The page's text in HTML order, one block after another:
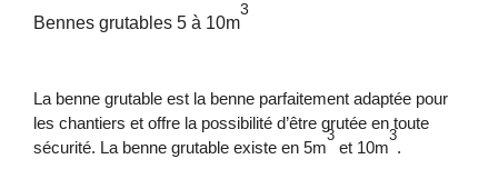
Bennes grutables 5 à 10m
3
La benne grutable est la benne parfaitement adaptée pour
les chantiers et offre la possibilité d’être grutée en toute
sécurité. La benne grutable existe en 5m
3
et 10m
3
.